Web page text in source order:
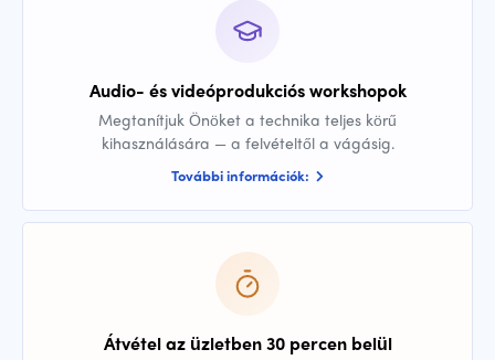
Audio- és videóprodukciós workshopok
Megtanítjuk Önöket a technika teljes körű
kihasználására — a felvételtől a vágásig.
További információk:
Átvétel az üzletben 30 percen belül